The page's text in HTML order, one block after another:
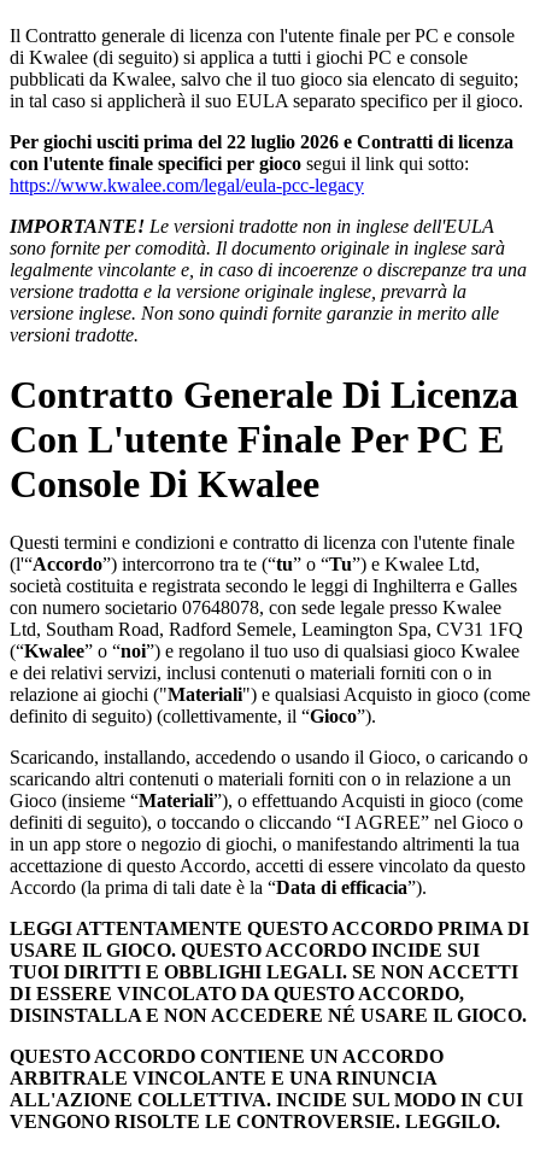
Il Contratto generale di licenza con l'utente finale per PC e console
di Kwalee (di seguito) si applica a tutti i giochi PC e console
pubblicati da Kwalee, salvo che il tuo gioco sia elencato di seguito;
in tal caso si applicherà il suo EULA separato specifico per il gioco.
Per giochi usciti prima del 22 luglio 2026 e Contratti di licenza
con l'utente finale specifici per gioco segui il link qui sotto:
https://www.kwalee.com/legal/eula-pcc-legacy
IMPORTANTE! Le versioni tradotte non in inglese dell'EULA
sono fornite per comodità. Il documento originale in inglese sarà
legalmente vincolante e, in caso di incoerenze o discrepanze tra una
versione tradotta e la versione originale inglese, prevarrà la
versione inglese. Non sono quindi fornite garanzie in merito alle
versioni tradotte.
Contratto Generale Di Licenza
Con L'utente Finale Per PC E
Console Di Kwalee
Questi termini e condizioni e contratto di licenza con l'utente finale
(l'“Accordo”) intercorrono tra te (“tu” o “Tu”) e Kwalee Ltd,
società costituita e registrata secondo le leggi di Inghilterra e Galles
con numero societario 07648078, con sede legale presso Kwalee
Ltd, Southam Road, Radford Semele, Leamington Spa, CV31 1FQ
(“Kwalee” o “noi”) e regolano il tuo uso di qualsiasi gioco Kwalee
e dei relativi servizi, inclusi contenuti o materiali forniti con o in
relazione ai giochi ("Materiali") e qualsiasi Acquisto in gioco (come
definito di seguito) (collettivamente, il “Gioco”).
Scaricando, installando, accedendo o usando il Gioco, o caricando o
scaricando altri contenuti o materiali forniti con o in relazione a un
Gioco (insieme “Materiali”), o effettuando Acquisti in gioco (come
definiti di seguito), o toccando o cliccando “I AGREE” nel Gioco o
in un app store o negozio di giochi, o manifestando altrimenti la tua
accettazione di questo Accordo, accetti di essere vincolato da questo
Accordo (la prima di tali date è la “Data di efficacia”).
LEGGI ATTENTAMENTE QUESTO ACCORDO PRIMA DI
USARE IL GIOCO. QUESTO ACCORDO INCIDE SUI
TUOI DIRITTI E OBBLIGHI LEGALI. SE NON ACCETTI
DI ESSERE VINCOLATO DA QUESTO ACCORDO,
DISINSTALLA E NON ACCEDERE NÉ USARE IL GIOCO.
QUESTO ACCORDO CONTIENE UN ACCORDO
ARBITRALE VINCOLANTE E UNA RINUNCIA
ALL'AZIONE COLLETTIVA. INCIDE SUL MODO IN CUI
VENGONO RISOLTE LE CONTROVERSIE. LEGGILO.